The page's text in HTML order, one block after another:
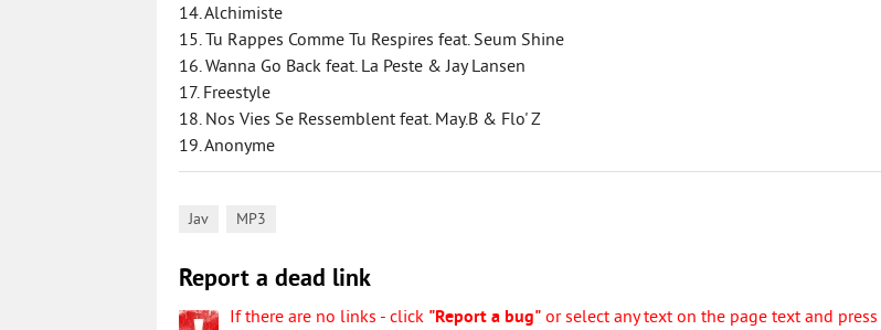
14. Alchimiste
15. Tu Rappes Comme Tu Respires feat. Seum Shine
16. Wanna Go Back feat. La Peste & Jay Lansen
17. Freestyle
18. Nos Vies Se Ressemblent feat. May.B & Flo' Z
19. Anonyme
Jav MP3
Report a dead link
If there are no links - click "Report a bug" or select any text on the page text and press